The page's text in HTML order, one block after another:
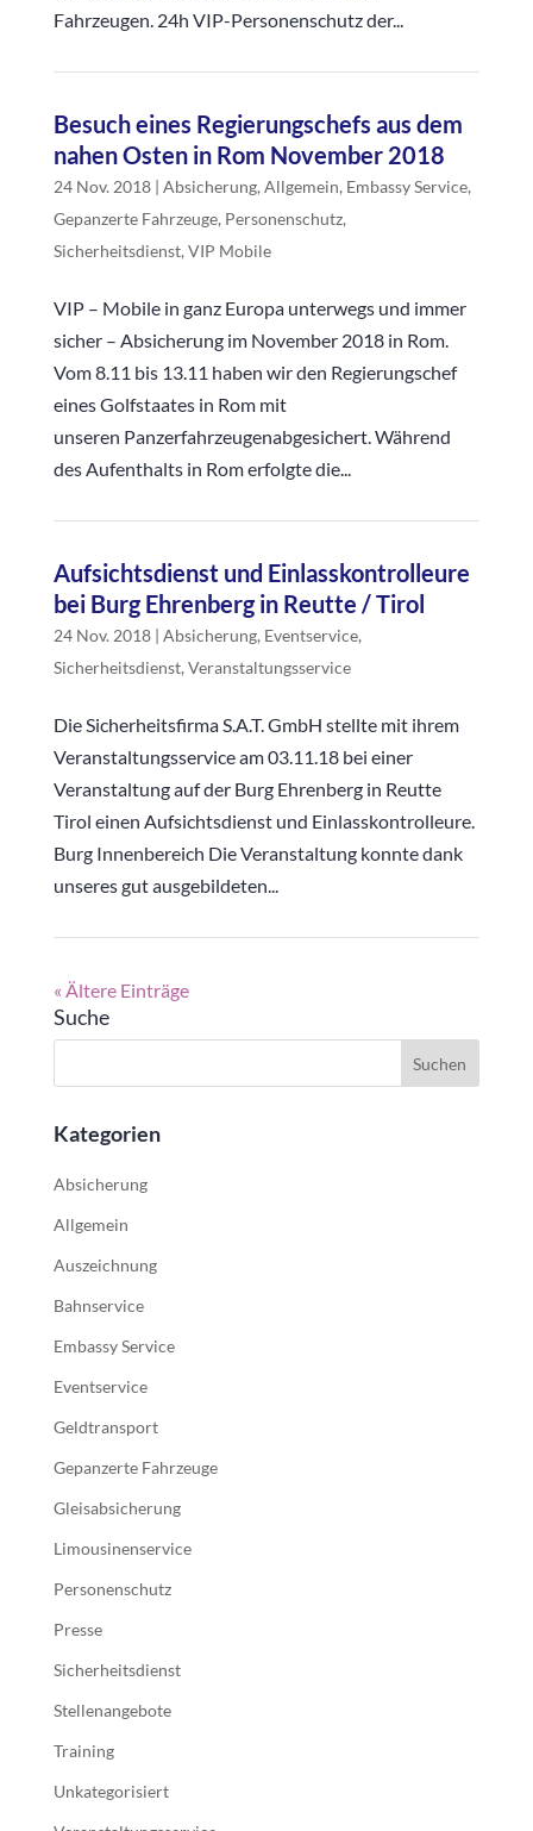
Fahrzeugen. 24h VIP-Personenschutz der...
Besuch eines Regierungschefs aus dem
nahen Osten in Rom November 2018
24 Nov. 2018| Absicherung, Allgemein, Embassy Service,
Gepanzerte Fahrzeuge, Personenschutz,
Sicherheitsdienst, VIP Mobile
VIP – Mobile in ganz Europa unterwegs und immer
sicher – Absicherung im November 2018 in Rom.
Vom 8.11 bis 13.11 haben wir den Regierungschef
eines Golfstaates in Rom mit
unseren Panzerfahrzeugenabgesichert. Während
des Aufenthalts in Rom erfolgte die...
Aufsichtsdienst und Einlasskontrolleure
bei Burg Ehrenberg in Reutte / Tirol
24 Nov. 2018| Absicherung, Eventservice,
Sicherheitsdienst, Veranstaltungsservice
Die Sicherheitsfirma S.A.T. GmbH stellte mit ihrem
Veranstaltungsservice am 03.11.18 bei einer
Veranstaltung auf der Burg Ehrenberg in Reutte
Tirol einen Aufsichtsdienst und Einlasskontrolleure.
Burg Innenbereich Die Veranstaltung konnte dank
unseres gut ausgebildeten...
« Ältere Einträge
Suche
Kategorien
Absicherung
Allgemein
Auszeichnung
Bahnservice
Embassy Service
Eventservice
Geldtransport
Gepanzerte Fahrzeuge
Gleisabsicherung
Limousinenservice
Personenschutz
Presse
Sicherheitsdienst
Stellenangebote
Training
Unkategorisiert